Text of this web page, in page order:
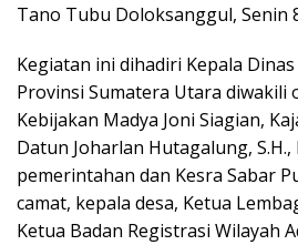
Tano Tubu Doloksanggul, Senin
Kegiatan ini dihadiri Kepala
Provinsi Sumatera Utara diwakili
Kebijakan Madya Joni Siagian,
Datun Joharlan Hutagalung, S.H.,
pemerintahan dan Kesra Sabar
camat, kepala desa, Ketua
Ketua Badan Registrasi Wilayah